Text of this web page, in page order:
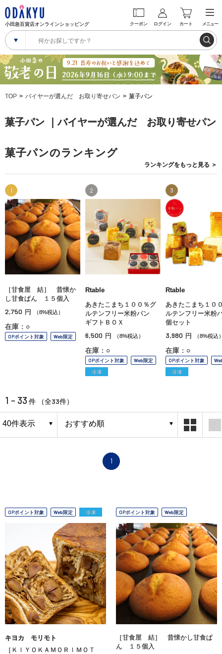
小田急百貨店オンラインショッピング クーポン ログイン カート メニュー
TOP バイヤーが選んだ お取り寄せパン 菓子パン
菓子パン ｜バイヤーが選んだ お取り寄せパン
菓子パンのランキング
ランキングをもっと見る ＞
1
［甘食屋 結］ 昔懐か
し甘食ぱん １５個入
2,750 円 （8%税込）
在庫：○
OPポイント対象 Web限定
2
Rtable
あきたこまち１００％グ
ルテンフリー米粉パン
ギフトＢＯＸ
6,500 円 （8%税込）
在庫：○
OPポイント対象
Web限定
冷凍
3
Rtable
あきたこまち１０
ルテンフリー米粉
個セット
3,980 円 （8%税込
在庫：○
OPポイント対象
冷凍
1 - 33 件 （全33件）
1
OPポイント対象 Web限定 冷凍
キヨカ モリモト
［ＫＩＹＯＫＡＭＯＲＩＭＯＴ
OPポイント対象 Web限定
［甘食屋 結］ 昔懐かし甘食ぱ
ん １５個入